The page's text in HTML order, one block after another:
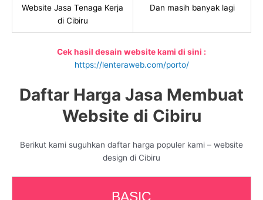
Website Jasa Tenaga Kerja
di Cibiru
Dan masih banyak lagi
Cek hasil desain website kami di sini :
https://lenteraweb.com/porto/
Daftar Harga Jasa Membuat
Website di Cibiru
Berikut kami suguhkan daftar harga populer kami – website
design di Cibiru
BASIC